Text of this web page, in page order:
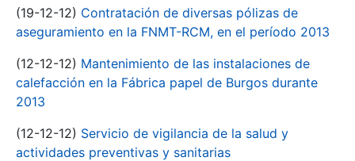
(19-12-12) Contratación de diversas pólizas de
aseguramiento en la FNMT-RCM, en el período 2013
(12-12-12) Mantenimiento de las instalaciones de
calefacción en la Fábrica papel de Burgos durante
2013
(12-12-12) Servicio de vigilancia de la salud y
actividades preventivas y sanitarias